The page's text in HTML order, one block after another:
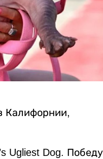
Калифорнии,
Ugliest Dog. Победу